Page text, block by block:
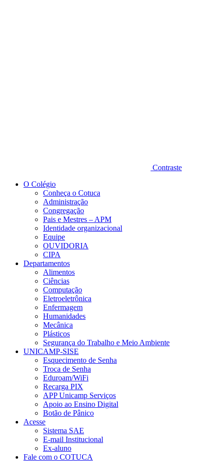
Contraste
O Colégio
Conheça o Cotuca
Administração
Congregação
Pais e Mestres – APM
Identidade organizacional
Equipe
OUVIDORIA
CIPA
Departamentos
Alimentos
Ciências
Computação
Eletroeletrônica
Enfermagem
Humanidades
Mecânica
Plásticos
Segurança do Trabalho e Meio Ambiente
UNICAMP-SISE
Esquecimento de Senha
Troca de Senha
Eduroam/WiFi
Recarga PIX
APP Unicamp Serviços
Apoio ao Ensino Digital
Botão de Pânico
Acesse
Sistema SAE
E-mail Institucional
Ex-aluno
Fale com o COTUCA